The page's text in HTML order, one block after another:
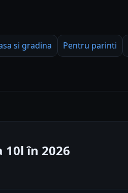
si gradina Pentru parinti
în 2026